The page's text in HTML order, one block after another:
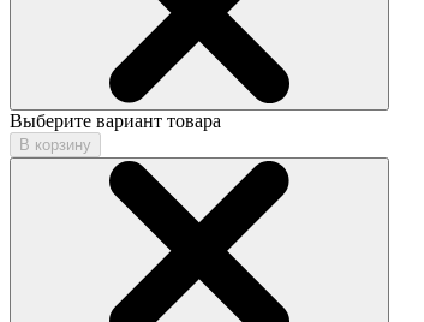
Выберите вариант товара
В корзину